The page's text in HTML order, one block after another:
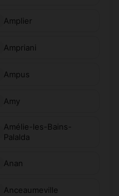
Amplier
Ampriani
Ampus
Amy
Amélie-les-Bains-
Palalda
Anan
Anceaumeville